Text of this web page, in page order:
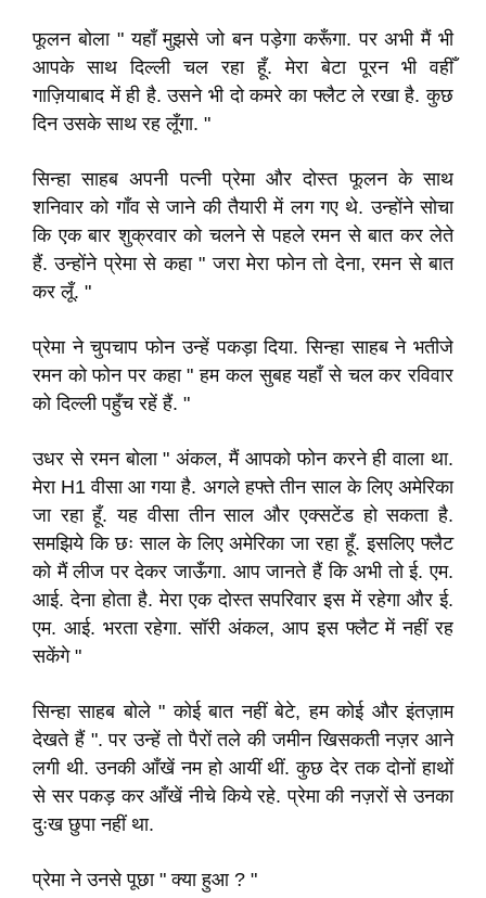
फूलन बोला " यहाँ मुझसे जो बन पड़ेगा करूँगा.पर अभी मैं भी
आपके साथ दिल्ली चल रहा हूँ.मेरा बेटा पूरन भी वहीँ
गाज़ियाबाद में ही है.उसने भी दो कमरे का फ्लैट ले रखा है.कुछ
दिन उसके साथ रह लूँगा. "
सिन्हा साहब अपनी पत्नी प्रेमा और दोस्त फूलन के साथ
शनिवार को गाँव से जाने की तैयारी में लग गए थे.उन्होंने सोचा
कि एक बार शुक्रवार को चलने से पहले रमन से बात कर लेते
हैं.उन्होंने प्रेमा से कहा " जरा मेरा फोन तो देना,रमन से बात
कर लूँ. "
प्रेमा ने चुपचाप फोन उन्हें पकड़ा दिया.सिन्हा साहब ने भतीजे
रमन को फोन पर कहा " हम कल सुबह यहाँ से चल कर रविवार
को दिल्ली पहुँच रहें हैं. "
उधर से रमन बोला " अंकल,मैं आपको फोन करने ही वाला था.
मेरा H1 वीसा आ गया है. अगले हफ्ते तीन साल के लिए अमेरिका
जा रहा हूँ.यह वीसा तीन साल और एक्सटेंड हो सकता है.
समझिये कि छः साल के लिए अमेरिका जा रहा हूँ.इसलिए फ्लैट
को मैं लीज पर देकर जाऊँगा. आप जानते हैं कि अभी तो ई.एम.
आई.देना होता है.मेरा एक दोस्त सपरिवार इस में रहेगा और ई.
एम. आई. भरता रहेगा.सॉरी अंकल, आप इस फ्लैट में नहीं रह
सकेंगे "
सिन्हा साहब बोले " कोई बात नहीं बेटे,हम कोई और इंतज़ाम
देखते हैं ".पर उन्हें तो पैरों तले की जमीन खिसकती नज़र आने
लगी थी.उनकी आँखें नम हो आयीं थीं.कुछ देर तक दोनों हाथों
से सर पकड़ कर आँखें नीचे किये रहे.प्रेमा की नज़रों से उनका
दुःख छुपा नहीं था.
प्रेमा ने उनसे पूछा " क्या हुआ ? "